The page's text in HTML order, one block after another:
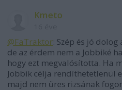
Kmeto
@FaTraktor: Szép és jó
de az érdem nem a Jobbiké
hogy ezt megvalósította. Ha
Jobbik célja rendíthetetlenül
majd nem üres rizsának